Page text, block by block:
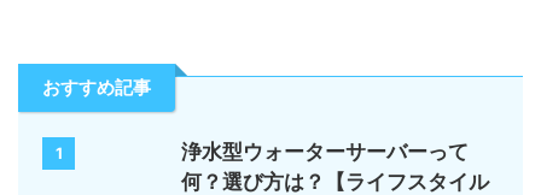
おすすめ記事
1
浄水型ウォーターサーバーって
何？選び方は？【ライフスタイル